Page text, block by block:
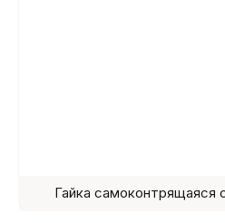
Гайка самоконтрящаяся